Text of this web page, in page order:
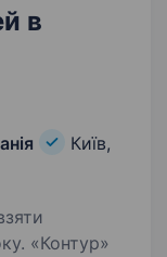
в
Київ,